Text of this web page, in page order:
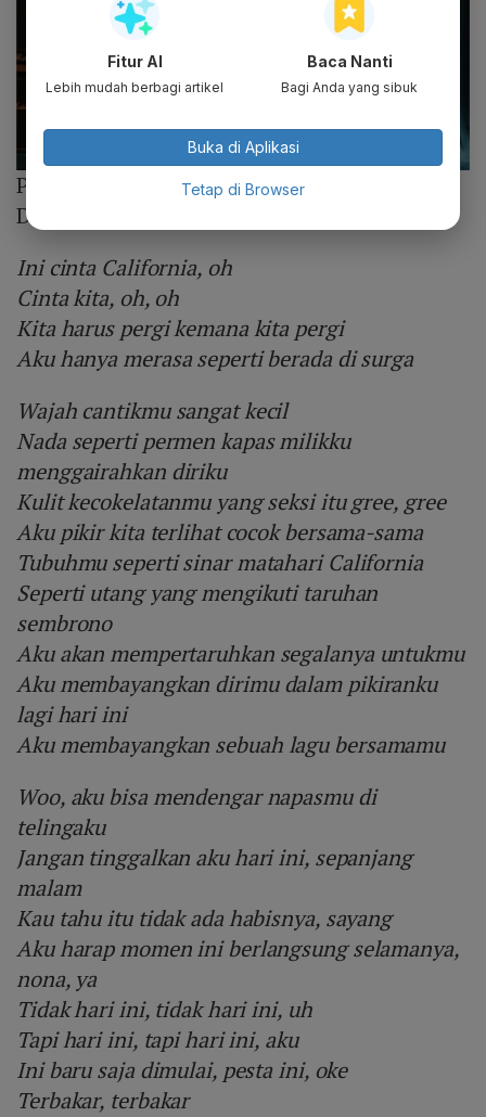
Photo :
SMTOWN
Donghae dan Jeno NCT
Ini cinta California, oh
Cinta kita, oh, oh
Kita harus pergi kemana kita pergi
Aku hanya merasa seperti berada di surga
Wajah cantikmu sangat kecil
Nada seperti permen kapas milikku
menggairahkan diriku
Kulit kecokelatanmu yang seksi itu gree, gree
Aku pikir kita terlihat cocok bersama-sama
Tubuhmu seperti sinar matahari California
Seperti utang yang mengikuti taruhan
sembrono
Aku akan mempertaruhkan segalanya untukmu
Aku membayangkan dirimu dalam pikiranku
lagi hari ini
Aku membayangkan sebuah lagu bersamamu
Woo, aku bisa mendengar napasmu di
telingaku
Jangan tinggalkan aku hari ini, sepanjang
malam
Kau tahu itu tidak ada habisnya, sayang
Aku harap momen ini berlangsung selamanya,
nona, ya
Tidak hari ini, tidak hari ini, uh
Tapi hari ini, tapi hari ini, aku
Ini baru saja dimulai, pesta ini, oke
Terbakar, terbakar
Fitur AI
Lebih mudah berbagi artikel
Baca Nanti
Bagi Anda yang sibuk
Buka di Aplikasi
Tetap di Browser